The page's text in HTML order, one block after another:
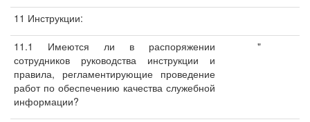
11 Инструкции:
11.1 Имеются ли в распоряжении
сотрудников руководства инструкции и
правила, регламентирующие проведение
работ по обеспечению качества служебной
информации?
"